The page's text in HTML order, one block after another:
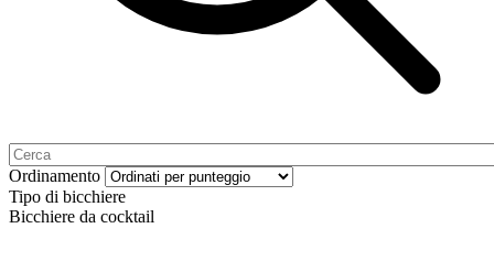
Ordinamento
Tipo di bicchiere
Bicchiere da cocktail